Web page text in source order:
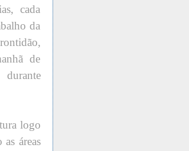
cada
da
de
logo
áreas